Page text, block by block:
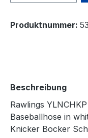
Produktnummer:
Beschreibung
Rawlings
Baseballhose in
Knicker Bocker